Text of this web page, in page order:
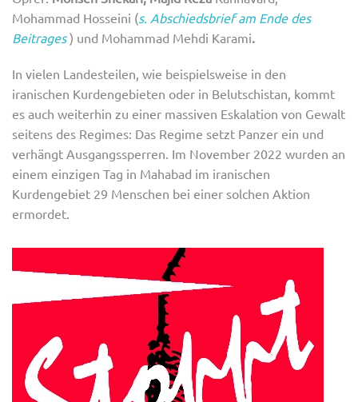
Mohammad Hosseini (s. Abschiedsbrief am Ende des
Beitrages) und Mohammad Mehdi Karami.
In vielen Landesteilen, wie beispielsweise in den
iranischen Kurdengebieten oder in Belutschistan, kommt
es auch weiterhin zu einer massiven Eskalation von Gewalt
seitens des Regimes: Das Regime setzt Panzer ein und
verhängt Ausgangssperren. Im November 2022 wurden an
einem einzigen Tag in Mahabad im iranischen
Kurdengebiet 29 Menschen bei einer solchen Aktion
ermordet.